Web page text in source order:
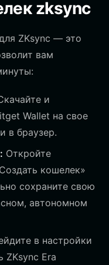
zksync
ZKsync — это
вам
и
Wallet на свое
в браузер.
Откройте
кошелек»
сохраните свою
автономном
в настройки
ZKsync Era